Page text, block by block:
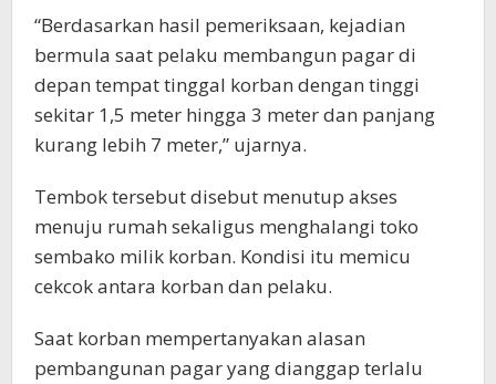
“Berdasarkan hasil pemeriksaan, kejadian
bermula saat pelaku membangun pagar di
depan tempat tinggal korban dengan tinggi
sekitar 1,5 meter hingga 3 meter dan panjang
kurang lebih 7 meter,” ujarnya.
Tembok tersebut disebut menutup akses
menuju rumah sekaligus menghalangi toko
sembako milik korban. Kondisi itu memicu
cekcok antara korban dan pelaku.
Saat korban mempertanyakan alasan
pembangunan pagar yang dianggap terlalu